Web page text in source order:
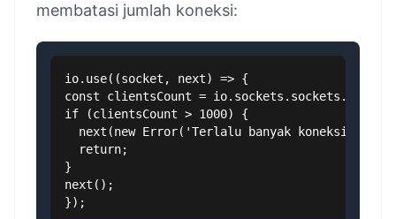
membatasi jumlah koneksi:
io.use((socket, next) => {
const clientsCount = io.sockets.sockets.size;
if (clientsCount > 1000) {
  next(new Error('Terlalu banyak koneksi'));
  return;
}
next();
});